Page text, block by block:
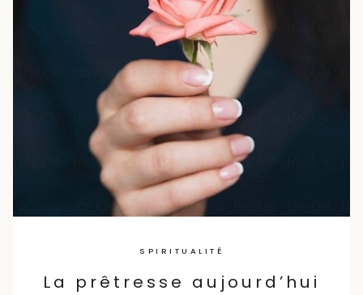
SPIRITUALITÉ
La prêtresse aujourd’hui